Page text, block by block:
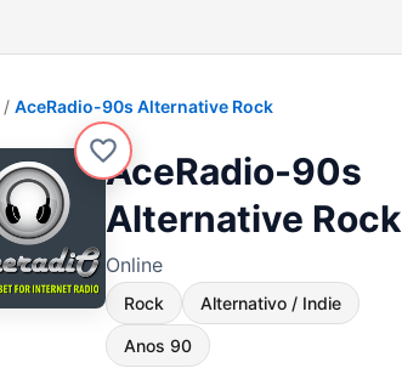
AceRadio-90s Alternative Rock
AceRadio-90s
Alternative Rock
Online
Rock Alternativo / Indie
Anos 90